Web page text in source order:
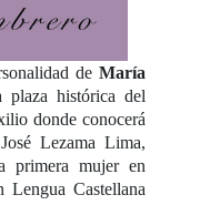
de María
plaza histórica del
donde conocerá
Lezama Lima,
primera mujer en
Castellana